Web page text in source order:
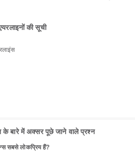
की सूची
बारे में अक्सर पूछे जाने वाले प्रश्न
सबसे लोकप्रिय हैं?